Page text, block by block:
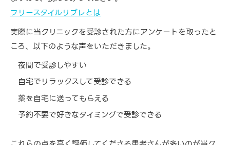
フリースタイルリブレとは
実際に当クリニックを受診された方にアンケートを取ったと
ころ、以下のような声をいただきました。
夜間で受診しやすい
自宅でリラックスして受診できる
薬を自宅に送ってもらえる
予約不要で好きなタイミングで受診できる